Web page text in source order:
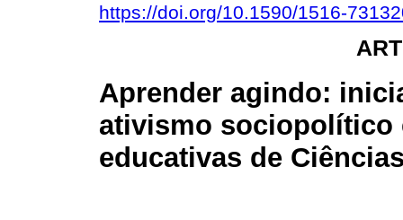
https://doi.org/10.1590/1516-
Aprender agindo:
ativismo sociopolítico
educativas de